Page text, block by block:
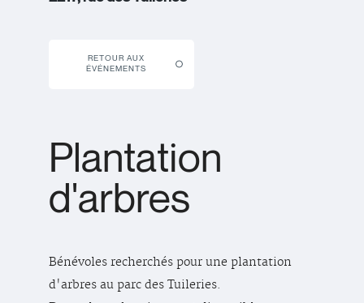
RETOUR AUX
ÉVÉNEMENTS
Plantation
d'arbres
Bénévoles recherchés pour une plantation
d'arbres au parc des Tuileries.